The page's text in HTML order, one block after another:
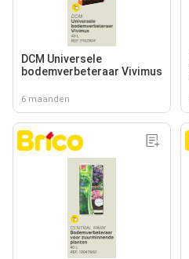
DCM Universele
bodemverbeteraar Vivimus
6 maanden